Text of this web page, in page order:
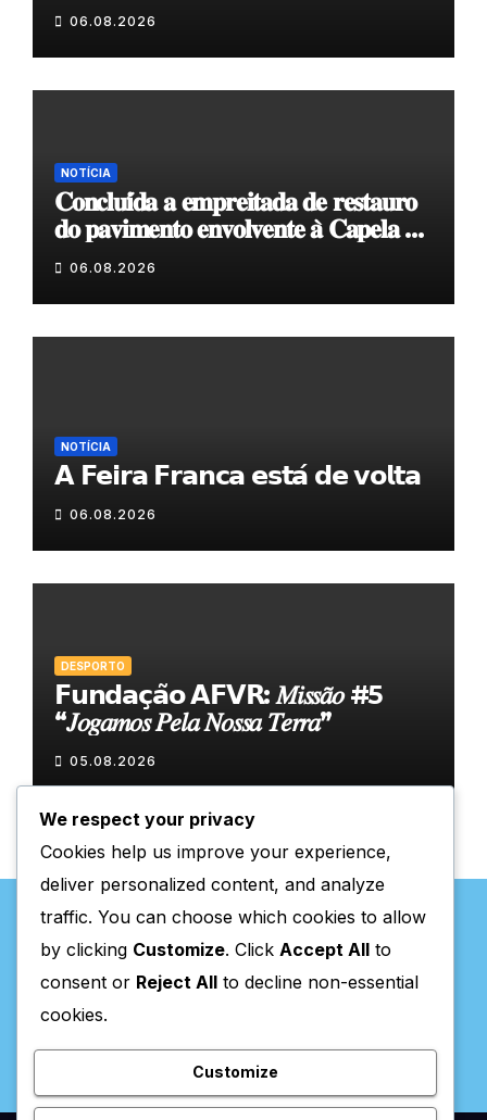
06.08.2026
NOTÍCIA
𝐂𝐨𝐧𝐜𝐥𝐮𝐢́𝐝𝐚 𝐚 𝐞𝐦𝐩𝐫𝐞𝐢𝐭𝐚𝐝𝐚 𝐝𝐞 𝐫𝐞𝐬𝐭𝐚𝐮𝐫𝐨
𝐝𝐨 𝐩𝐚𝐯𝐢𝐦𝐞𝐧𝐭𝐨 𝐞𝐧𝐯𝐨𝐥𝐯𝐞𝐧𝐭𝐞 𝐚̀ 𝐂𝐚𝐩𝐞𝐥𝐚 𝐝𝐞
𝐂𝐨𝐯𝐚𝐬
06.08.2026
NOTÍCIA
𝗔 𝗙𝗲𝗶𝗿𝗮 𝗙𝗿𝗮𝗻𝗰𝗮 𝗲𝘀𝘁𝗮́ 𝗱𝗲 𝘃𝗼𝗹𝘁𝗮
06.08.2026
DESPORTO
𝗙𝘂𝗻𝗱𝗮𝗰̧𝗮̃𝗼 𝗔𝗙𝗩𝗥: 𝑀𝑖𝑠𝑠𝑎̃𝑜 #5
“𝐽𝑜𝑔𝑎𝑚𝑜𝑠 𝑃𝑒𝑙𝑎 𝑁𝑜𝑠𝑠𝑎 𝑇𝑒𝑟𝑟𝑎”
05.08.2026
Valpaços Online
We respect your privacy
Cookies help us improve your experience,
deliver personalized content, and analyze
traffic. You can choose which cookies to allow
by clicking Customize. Click Accept All to
consent or Reject All to decline non-essential
cookies.
Customize